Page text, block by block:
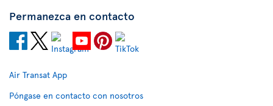
Permanezca en contacto
Air Transat App
Póngase en contacto con nosotros